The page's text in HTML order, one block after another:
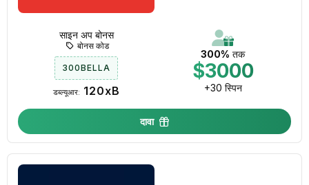
300% तक
$3000
+30 स्पिन
साइन अप बोनस
बोनस कोड
300BELLA
डब्ल्यूआर: 120xB
दावा